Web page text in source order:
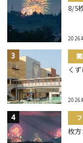
8/5
2026
く
2026
枚方